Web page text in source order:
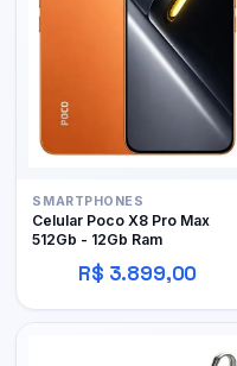
SMARTPHONES
Celular Poco X8 Pro Max
512Gb - 12Gb Ram
R$ 3.899,00